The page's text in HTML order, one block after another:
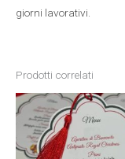
giorni lavorativi.
Prodotti correlati